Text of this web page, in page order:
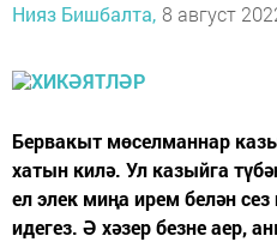
Нияз Бишбалта, 8 август
Бервакыт мөселманнар
хатын килә. Ул казыйга
ел элек миңа ирем белән
идегез. Ә хәзер безне аер,